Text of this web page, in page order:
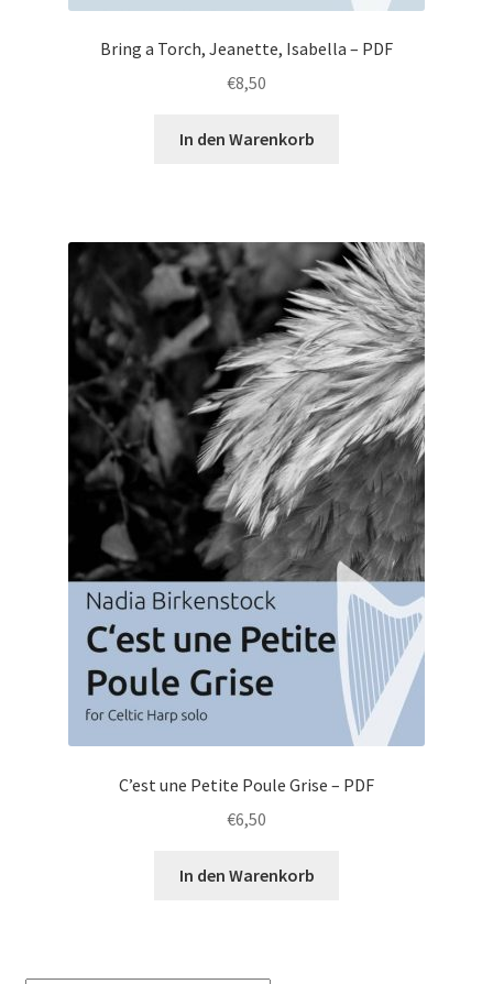
Bring a Torch, Jeanette, Isabella – PDF
€8,50
In den Warenkorb
C’est une Petite Poule Grise – PDF
€6,50
In den Warenkorb